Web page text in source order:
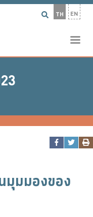
TH EN
มมองของ